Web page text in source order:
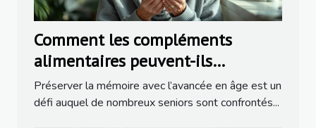
Comment les compléments
alimentaires peuvent-ils
préserver la mémoire chez les
seniors ?
Préserver la mémoire avec l’avancée en âge est un
défi auquel de nombreux seniors sont confrontés...